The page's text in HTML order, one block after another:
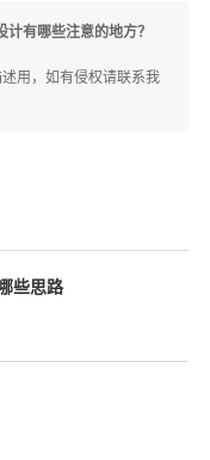
有哪些注意的地方？
用，如有侵权请联系我
些思路